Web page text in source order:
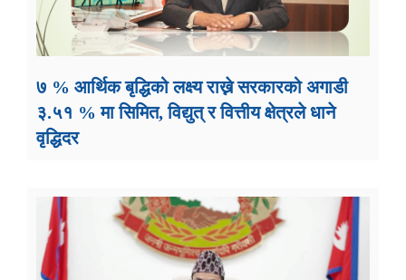
७ % आर्थिक बृद्धिको लक्ष्य राख्ने सरकारको अगाडी
३.५१ % मा सिमित, विद्युत् र वित्तीय क्षेत्रले धाने
वृद्धिदर